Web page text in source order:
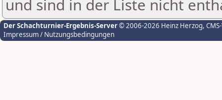
und sind in der Liste nicht
Der Schachturnier-Ergebnis-Server© 2006-2026 Heinz Herzog,
Impressum / Nutzungsbedingungen